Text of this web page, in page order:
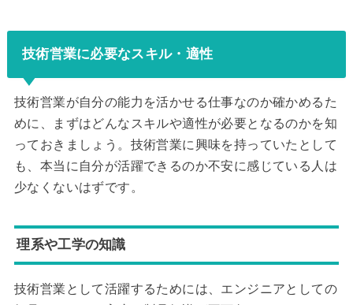
技術営業に必要なスキル・適性
技術営業が自分の能力を活かせる仕事なのか確かめるた
めに、まずはどんなスキルや適性が必要となるのかを知
っておきましょう。技術営業に興味を持っていたとして
も、本当に自分が活躍できるのか不安に感じている人は
少なくないはずです。
理系や工学の知識
技術営業として活躍するためには、エンジニアとしての